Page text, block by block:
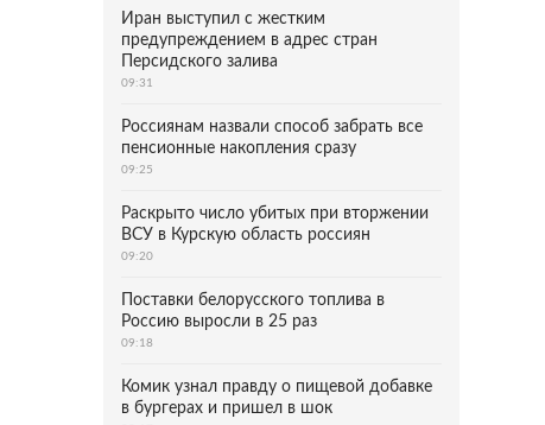
Иран выступил с жестким
предупреждением в адрес стран
Персидского залива
09:31
Россиянам назвали способ забрать все
пенсионные накопления сразу
09:25
Раскрыто число убитых при вторжении
ВСУ в Курскую область россиян
09:20
Поставки белорусского топлива в
Россию выросли в 25 раз
09:18
Комик узнал правду о пищевой добавке
в бургерах и пришел в шок